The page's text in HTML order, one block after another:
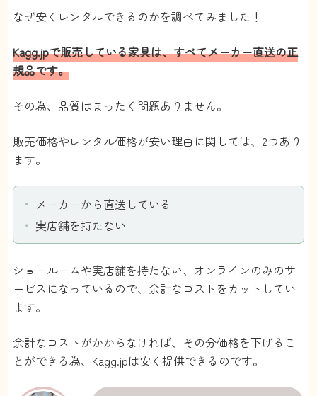
なぜ安くレンタルできるのかを調べてみました！
Kagg.jpで販売している家具は、すべてメーカー直送の正
規品です。
その為、品質はまったく問題ありません。
販売価格やレンタル価格が安い理由に関しては、2つあり
ます。
メーカーから直送している
実店舗を持たない
ショールームや実店舗を持たない、オンラインのみのサ
ービスになっているので、余計なコストをカットしてい
ます。
余計なコストがかからなければ、その分価格を下げるこ
とができる為、Kagg.jpは安く提供できるのです。